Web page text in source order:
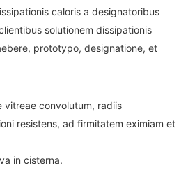
caloris a designatoribus
solutionem dissipationis
prototypo, designatione, et
vitreae convolutum, radiis
resistens, ad firmitatem eximiam et
in cisterna.